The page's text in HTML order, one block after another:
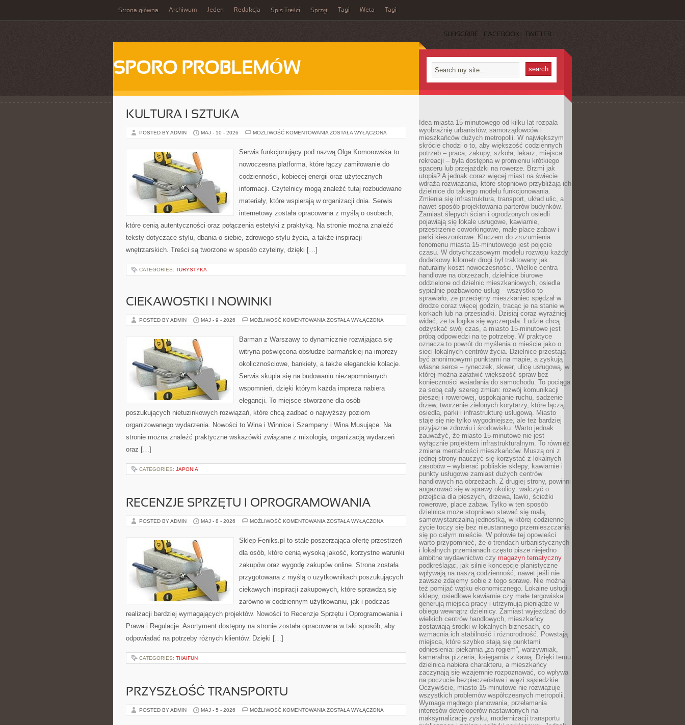
Strona główna Archiwum Jeden Redakcja Spis Treści Sprzęt Tagi Weta Tagi
SUBSCRIBE FACEBOOK TWITTER
SPORO PROBLEMÓW
KULTURA I SZTUKA
POSTED BY ADMIN MAJ - 10 - 2026 MOŻLIWOŚĆ KOMENTOWANIA KULTURA
ZOSTAŁA WYŁĄCZONA
Serwis funkcjonujący pod nazwą Olga Komorowska to
nowoczesna platforma, które łączy zamiłowanie do
codzienności, kobiecej energii oraz użytecznych
informacji. Czytelnicy mogą znaleźć tutaj rozbudowane
materiały, które wspierają w organizacji dnia. Serwis
internetowy została opracowana z myślą o osobach,
które cenią autentyczności oraz połączenia estetyki z praktyką. Na stronie można znaleźć
teksty dotyczące stylu, dbania o siebie, zdrowego stylu życia, a także inspiracji
wnętrzarskich. Treści są tworzone w sposób czytelny, dzięki […]
CATEGORIES: TURYSTYKA
CIEKAWOSTKI I NOWINKI
POSTED BY ADMIN MAJ - 9 - 2026 MOŻLIWOŚĆ KOMENTOWANIA CIEKAWOSTKI
ZOSTAŁA WYŁĄCZONA
Barman z Warszawy to dynamicznie rozwijająca się
witryna poświęcona obsłudze barmańskiej na imprezy
okolicznościowe, bankiety, a także eleganckie kolacje.
Serwis skupia się na budowaniu niezapomnianych
wspomnień, dzięki którym każda impreza nabiera
elegancji. To miejsce stworzone dla osób
poszukujących nietuzinkowych rozwiązań, które chcą zadbać o najwyższy poziom
organizowanego wydarzenia. Nowości to Wina i Winnice i Szampany i Wina Musujące. Na
stronie można znaleźć praktyczne wskazówki związane z mixologią, organizacją wydarzeń
oraz […]
CATEGORIES: JAPONIA
RECENZJE SPRZĘTU I OPROGRAMOWANIA
POSTED BY ADMIN MAJ - 8 - 2026 MOŻLIWOŚĆ KOMENTOWANIA RECENZJE
OPROGRAMOWANIA
ZOSTAŁA WYŁĄCZONA
Sklep-Feniks.pl to stale poszerzająca ofertę przestrzeń
dla osób, które cenią wysoką jakość, korzystne warunki
zakupów oraz wygodę zakupów online. Strona została
przygotowana z myślą o użytkownikach poszukujących
ciekawych inspiracji zakupowych, które sprawdzą się
zarówno w codziennym użytkowaniu, jak i podczas
realizacji bardziej wymagających projektów. Nowości to Recenzje Sprzętu i Oprogramowania i
Prawa i Regulacje. Asortyment dostępny na stronie została opracowana w taki sposób, aby
odpowiadać na potrzeby różnych klientów. Dzięki […]
CATEGORIES: THAIFUN
PRZYSZŁOŚĆ TRANSPORTU
POSTED BY ADMIN MAJ - 5 - 2026 MOŻLIWOŚĆ KOMENTOWANIA PRZYSZŁOŚĆ
ZOSTAŁA WYŁĄCZONA
Idea miasta 15-minutowego od kilku lat rozpala
wyobraźnię urbanistów, samorządowców i
mieszkańców dużych metropolii. W największym
skrócie chodzi o to, aby większość codziennych
potrzeb – praca, zakupy, szkoła, lekarz, miejsca
rekreacji – była dostępna w promieniu krótkiego
spaceru lub przejażdżki na rowerze. Brzmi jak
utopia? A jednak coraz więcej miast na świecie
wdraża rozwiązania, które stopniowo przybliżają ich
dzielnice do takiego modelu funkcjonowania.
Zmienia się infrastruktura, transport, układ ulic, a
nawet sposób projektowania parterów budynków.
Zamiast ślepych ścian i ogrodzonych osiedli
pojawiają się lokale usługowe, kawiarnie,
przestrzenie coworkingowe, małe place zabaw i
parki kieszonkowe. Kluczem do zrozumienia
fenomenu miasta 15-minutowego jest pojęcie
czasu. W dotychczasowym modelu rozwoju każdy
dodatkowy kilometr drogi był traktowany jak
naturalny koszt nowoczesności. Wielkie centra
handlowe na obrzeżach, dzielnice biurowe
oddzielone od dzielnic mieszkaniowych, osiedla
sypialnie pozbawione usług – wszystko to
sprawiało, że przeciętny mieszkaniec spędzał w
drodze coraz więcej godzin, tracąc je na stanie w
korkach lub na przesiadki. Dzisiaj coraz wyraźniej
widać, że ta logika się wyczerpała. Ludzie chcą
odzyskać swój czas, a miasto 15-minutowe jest
próbą odpowiedzi na tę potrzebę. W praktyce
oznacza to powrót do myślenia o mieście jako o
sieci lokalnych centrów życia. Dzielnice przestają
być anonimowymi punktami na mapie, a zyskują
własne serce – ryneczek, skwer, ulicę usługową, w
której można załatwić większość spraw bez
konieczności wsiadania do samochodu. To pociąga
za sobą cały szereg zmian: rozwój komunikacji
pieszej i rowerowej, uspokajanie ruchu, sadzenie
drzew, tworzenie zielonych korytarzy, które łączą
osiedla, parki i infrastrukturę usługową. Miasto
staje się nie tylko wygodniejsze, ale też bardziej
przyjazne zdrowiu i środowisku. Warto jednak
zauważyć, że miasto 15-minutowe nie jest
wyłącznie projektem infrastrukturalnym. To również
zmiana mentalności mieszkańców. Muszą oni z
jednej strony nauczyć się korzystać z lokalnych
zasobów – wybierać pobliskie sklepy, kawiarnie i
punkty usługowe zamiast dużych centrów
handlowych na obrzeżach. Z drugiej strony, powinni
angażować się w sprawy okolicy: walczyć o
przejścia dla pieszych, drzewa, ławki, ścieżki
rowerowe, place zabaw. Tylko w ten sposób
dzielnica może stopniowo stawać się małą,
samowystarczalną jednostką, w której codzienne
życie toczy się bez nieustannego przemieszczania
się po całym mieście. W połowie tej opowieści
warto przypomnieć, że o trendach urbanistycznych
i lokalnych przemianach często pisze niejedno
ambitne wydawnictwo czy magazyn tematyczny
podkreślając, jak silnie koncepcje planistyczne
wpływają na naszą codzienność, nawet jeśli nie
zawsze zdajemy sobie z tego sprawę. Nie można
też pomijać wątku ekonomicznego. Lokalne usługi i
sklepy, osiedlowe kawiarnie czy małe targowiska
generują miejsca pracy i utrzymują pieniądze w
obiegu wewnątrz dzielnicy. Zamiast wyjeżdżać do
wielkich centrów handlowych, mieszkańcy
zostawiają środki w lokalnych biznesach, co
wzmacnia ich stabilność i różnorodność. Powstają
miejsca, które szybko stają się punktami
odniesienia: piekarnia „za rogiem”, warzywniak,
kameralna pizzeria, księgarnia z kawą. Dzięki temu
dzielnica nabiera charakteru, a mieszkańcy
zaczynają się wzajemnie rozpoznawać, co wpływa
na poczucie bezpieczeństwa i więzi sąsiedzkie.
Oczywiście, miasto 15-minutowe nie rozwiązuje
wszystkich problemów współczesnych metropolii.
Wymaga mądrego planowania, przełamania
interesów deweloperów nastawionych na
maksymalizację zysku, modernizacji transportu